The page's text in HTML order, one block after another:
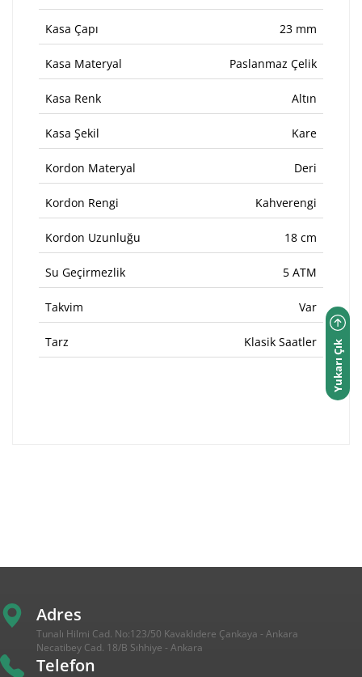
Kasa Çapı 23 mm
Kasa Materyal Paslanmaz Çelik
Kasa Renk Altın
Kasa Şekil Kare
Kordon Materyal Deri
Kordon Rengi Kahverengi
Kordon Uzunluğu 18 cm
Su Geçirmezlik 5 ATM
Takvim Var
Tarz Klasik Saatler
Adres
Tunalı Hilmi Cad. No:123/50 Kavaklıdere Çankaya - Ankara
Necatibey Cad. 18/B Sıhhiye - Ankara
Telefon
Yukarı Çık